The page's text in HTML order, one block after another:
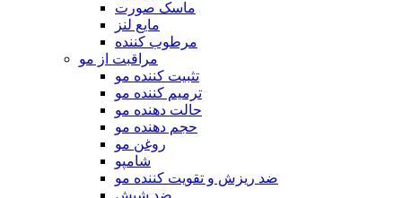
ماسک صورت
مایع لنز
مرطوب کننده
مراقبت از مو
تثبیت کننده مو
ترمیم کننده مو
حالت دهنده مو
حجم دهنده مو
روغن مو
شامپو
ضد ریزش و تقویت کننده مو
ضد شپش